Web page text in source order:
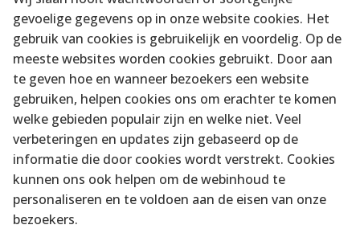
gevoelige gegevens op in onze website cookies. Het
gebruik van cookies is gebruikelijk en voordelig. Op de
meeste websites worden cookies gebruikt. Door aan
te geven hoe en wanneer bezoekers een website
gebruiken, helpen cookies ons om erachter te komen
welke gebieden populair zijn en welke niet. Veel
verbeteringen en updates zijn gebaseerd op de
informatie die door cookies wordt verstrekt. Cookies
kunnen ons ook helpen om de webinhoud te
personaliseren en te voldoen aan de eisen van onze
bezoekers.